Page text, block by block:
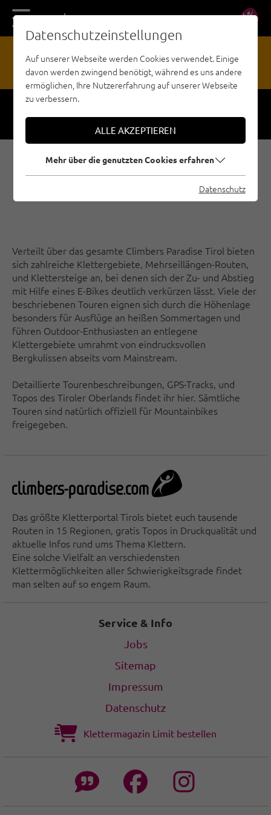
DE EN
GEFAHRENMELDESTELLE
E-BIKE & CLIMB IM
TIROLER OBERLAND
Verteilt über das gesamte Climbers Paradise Tirol bieten
sich zahlreiche Klettergebiete, Mehrseillängen-Routen,
und Klettersteige an, bei denen sich der Zu- und Abstieg
mit Hilfe eines E-Bikes deutlich verkürzen lässt. Viele der
beschriebenen Touren eignen sich durch die Höhenlage
besonders für Ausflüge an heißen Sommertagen und
führen Outdoor-Enthusiasten an entlegene
Klettergebiete umrahmt von eindrucksvollen
Bergkulissen abseits vom Mainstream.
Detaillierte Tourenbeschreibungen, GPS-Tracks, und
Topos des Tiroler Oberlands findet ihr hier. Sämtliche
Touren sind natürlich offiziell für Mountainbikes
freigegeben.
Das größte Kletterportal Tirols bietet euch tausende
Routen in 15 Regionen, gratis Topos in Druckqualität und
aktuelle Infos rund ums Thema Klettern.
Eine solche Vielfalt an verschiedensten
Klettermöglichkeiten aller Schwierigkeitsgrade findet
man selten auf so engem Raum.
Service & Info
Jobs
Sitemap
Impressum
Datenschutz
Klettermagazin Limit bestellen
Datenschutzeinstellungen
Auf unserer Webseite werden Cookies verwendet. Einige
davon werden zwingend benötigt, während es uns andere
ermöglichen, Ihre Nutzererfahrung auf unserer Webseite
zu verbessern.
ALLE AKZEPTIEREN
Mehr über die genutzten Cookies erfahren
Datenschutz